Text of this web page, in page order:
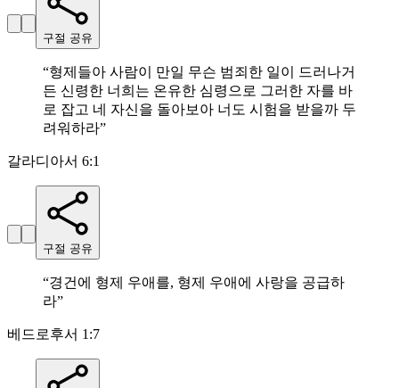
구절 공유
“형제들아 사람이 만일 무슨 범죄한 일이 드러나거
든 신령한 너희는 온유한 심령으로 그러한 자를 바
로 잡고 네 자신을 돌아보아 너도 시험을 받을까 두
려워하라”
갈라디아서 6:1
구절 공유
“경건에 형제 우애를, 형제 우애에 사랑을 공급하
라”
베드로후서 1:7